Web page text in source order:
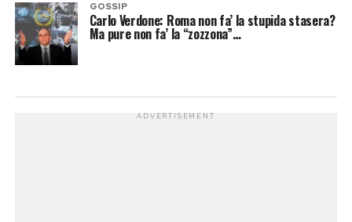
GOSSIP
Carlo Verdone: Roma non fa’ la stupida stasera?
Ma pure non fa’ la “zozzona”…
ADVERTISEMENT